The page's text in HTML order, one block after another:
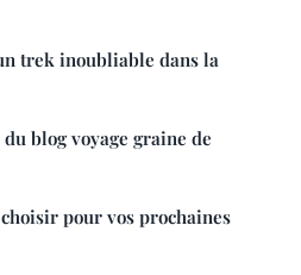
trek inoubliable dans la
blog voyage graine de
pour vos prochaines